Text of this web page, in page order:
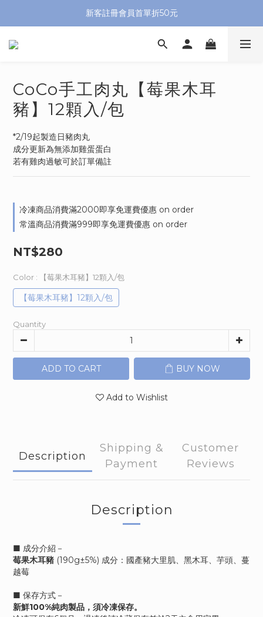
新客註冊會員首單折50元
CoCo手工肉丸【莓果木耳
豬】12顆入/包
*2/19起製造日豬肉丸
成分更新為無添加雞蛋蛋白
若有雞肉過敏可於訂單備註
冷凍商品消費滿2000即享免運費優惠 on order
常溫商品消費滿999即享免運費優惠 on order
NT$280
Color : 【莓果木耳豬】12顆入/包
【莓果木耳豬】12顆入/包
Quantity
ADD TO CART BUY NOW
Add to Wishlist
Description
Shipping &
Payment
Customer
Reviews
Description
■ 成分介紹－
莓果木耳豬 (190g±5%) 成分：國產豬大里肌、黑木耳、芋頭、蔓
越莓
■ 保存方式－
新鮮100%純肉製品，須冷凍保存。